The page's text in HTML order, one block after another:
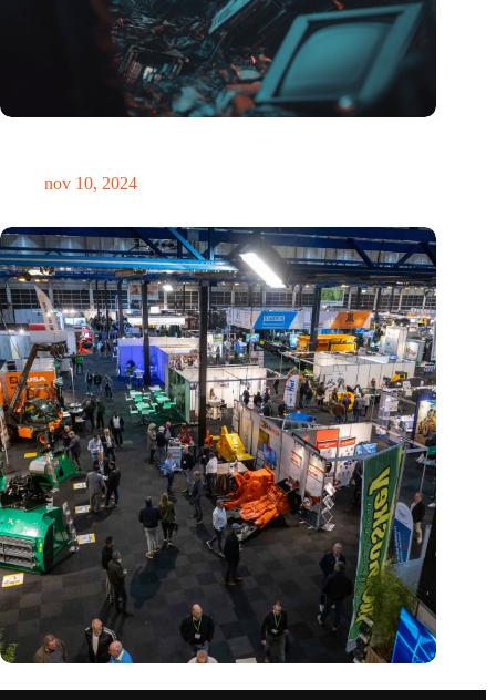
nov 10, 2024
legt accent op de rol van AI